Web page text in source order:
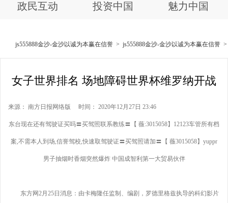
政民互动 投资中国 魅力中国
js555888金沙-金沙以诚为本赢在信誉 > js555888金沙-金沙以诚为本赢在信誉
女子世界排名 场地障碍世界杯维罗纳开战
来源： 南方日报网络版 时间： 2020年12月27日 23:46
东台现在还有驾驶证买吗〓买驾照联系教练〓【 薇:3015058】12123车管所有档
案,不需本人到场,信誉驾校,快速取驾驶证〓买驾照请加〓【 薇3015058】yuppr
男子抽烟时香烟突然爆炸 中国成智利第一大贸易伙伴
东方网2月25日消息：由卡梅隆任监制、编剧，罗德里格兹执导的科幻影片